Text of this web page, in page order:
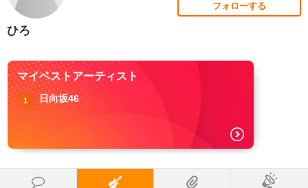
フォローする
ひろ
マイベストアーティスト
1 日向坂46